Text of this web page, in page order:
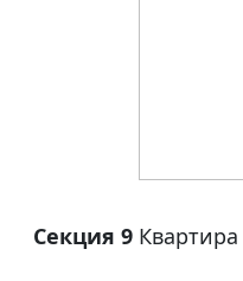
Секция 9 Квартира